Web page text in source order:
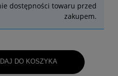
dostępności towaru przed
zakupem.
DO KOSZYKA